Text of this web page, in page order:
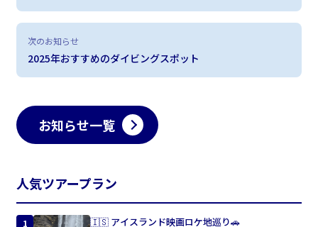
次のお知らせ
2025年おすすめのダイビングスポット
お知らせ一覧
人気ツアープラン
1 🇮🇸 アイスランド映画ロケ地巡り🚗